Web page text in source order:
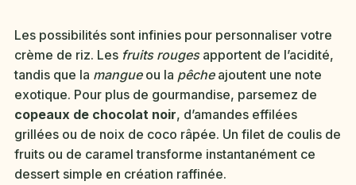
Les possibilités sont infinies pour personnaliser votre
crème de riz. Les fruits rougesapportent de l’acidité,
tandis que la mangueou la pêcheajoutent une note
exotique. Pour plus de gourmandise, parsemez de
copeaux de chocolat noir, d’amandes effilées
grillées ou de noix de coco râpée. Un filet de coulis de
fruits ou de caramel transforme instantanément ce
dessert simple en création raffinée.